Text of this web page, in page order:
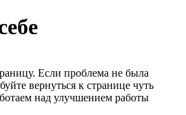
Если проблема не была
вернуться к странице чуть
над улучшением работы